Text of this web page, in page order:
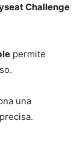
Challenge
permite
una